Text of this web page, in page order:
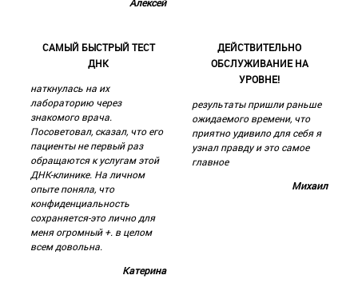
САМЫЙ БЫСТРЫЙ ТЕСТ
ДНК
наткнулась на их
лабораторию через
знакомого врача.
Посоветовал, сказал, что его
пациенты не первый раз
обращаются к услугам этой
ДНК-клинике. На личном
опыте поняла, что
конфиденциальность
сохраняется-это лично для
меня огромный +. в целом
всем довольна.
Катерина
ДЕЙСТВИТЕЛЬНО
ОБСЛУЖИВАНИЕ НА
УРОВНЕ!
результаты пришли раньше
ожидаемого времени, что
приятно удивило для себя я
узнал правду и это самое
главное
Михаил